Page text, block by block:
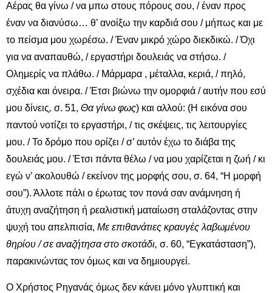
Αέρας θα γίνω / να μπω στους πόρους σου, / έναν προς
έναν να διανύσω… θ’ ανοίξω την καρδιά σου / μήπως και με
το πείσμα μου χωρέσω. / Έναν μικρό χώρο διεκδικώ. / Όχι
για να αναπαυθώ, / εργαστήρι δουλειάς να στήσω. /
Ολημερίς να πλάθω. / Μάρμαρα , μέταλλα, κεριά, / πηλό,
σχέδια και όνειρα. / Έτσι βιώνω την ομορφιά / αυτήν που εσύ
μου δίνεις, σ. 51, Θα γίνω φως) και αλλού: (Η εικόνα σου
παντού νοτίζει το εργαστήρι, / τις σκέψεις, τις λειτουργίες
μου. / Το δρόμο που ορίζει / σ’ αυτόν έχω το διάβα της
δουλειάς μου. / Έτσι πάντα θέλω / να μου χαρίζεται η ζωή / κι
εγώ ν’ ακολουθώ / εκείνον της μορφής σου, σ. 64, “Η μορφή
σου”). Άλλοτε πάλι ο έρωτας τον πονά σαν ανάμνηση ή
άτυχη αναζήτηση ή ρεαλιστική ματαίωση σταλάζοντας στην
ψυχή του απελπισία, Με επιθανάτιες κραυγές λαβωμένου
θηρίου / σε αναζήτησα στο σκοτάδι, σ. 60, “Εγκατάσταση”),
παρακινώντας τον όμως και να δημιουργεί.
Ο Χρήστος Ρηγανάς όμως δεν κάνει μόνο γλυπτική και